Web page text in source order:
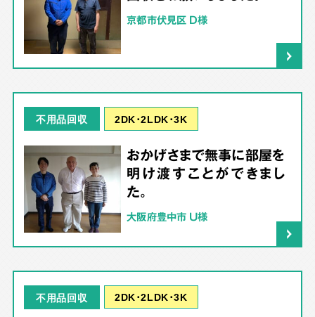
京都市伏見区 D様
不用品回収 2DK･2LDK･3K
おかげさまで無事に部屋を
明け渡すことができまし
た。
大阪府豊中市 U様
不用品回収 2DK･2LDK･3K